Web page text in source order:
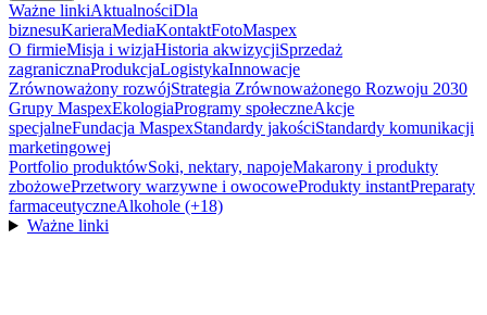
Ważne linkiAktualnościDla
biznesuKarieraMediaKontaktFotoMaspex
O firmieMisja i wizjaHistoria akwizycjiSprzedaż
zagranicznaProdukcjaLogistykaInnowacje
Zrównoważony rozwójStrategia Zrównoważonego Rozwoju 2030
Grupy MaspexEkologiaProgramy społeczneAkcje
specjalneFundacja MaspexStandardy jakościStandardy komunikacji
marketingowej
Portfolio produktówSoki, nektary, napojeMakarony i produkty
zbożowePrzetwory warzywne i owocoweProdukty instantPreparaty
farmaceutyczneAlkohole (+18)
Ważne linki